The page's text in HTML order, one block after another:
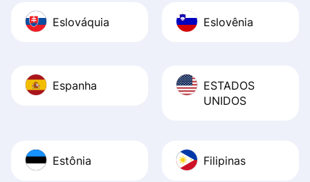
Eslováquia Eslovênia
Espanha
ESTADOS
UNIDOS
Estônia Filipinas